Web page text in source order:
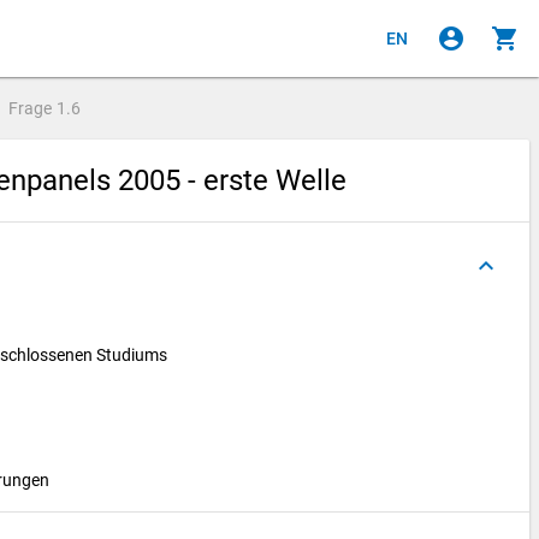
EN account_circle shopping_cart
Frage 1.6
2005 - erste Welle
keyboard_arrow_up
Studiums